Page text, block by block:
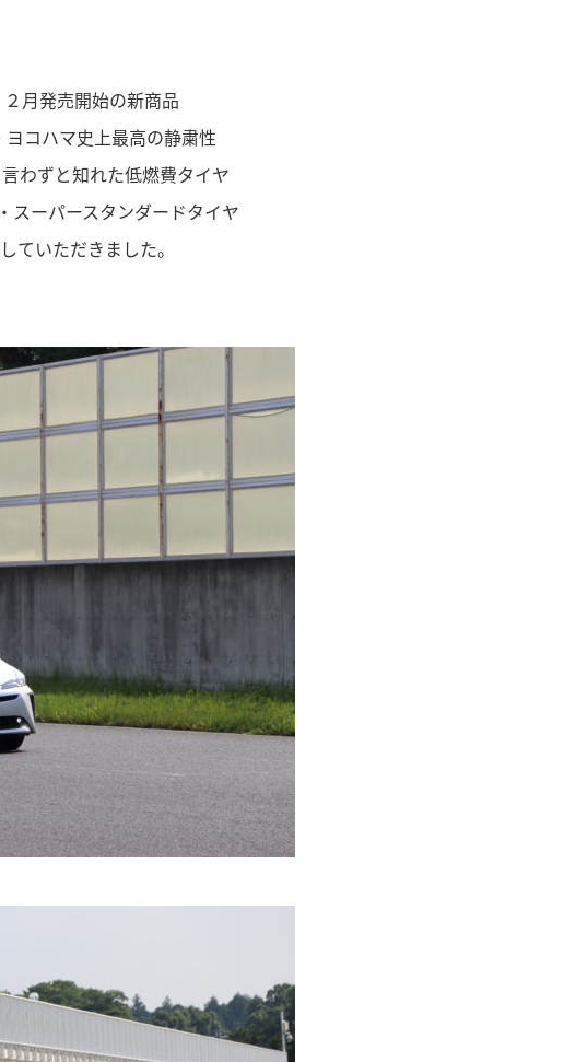
月発売開始の新商品
史上最高の静粛性
言わずと知れた低燃費タイヤ
スタンダードタイヤ
ていただきました。